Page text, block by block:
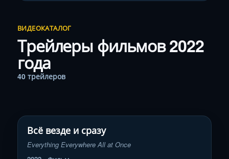
ВИДЕОКАТАЛОГ
Трейлеры фильмов 2022
года
40 трейлеров
▶
Всё везде и сразу
Everything Everywhere All at Once